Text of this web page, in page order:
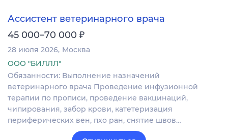
Ассистент ветеринарного врача
45 000–70 000 ₽
28 июля 2026 Москва
ООО "БИЛЛЛ"
Обязанности: Выполнение назначений
ветеринарного врача Проведение инфузионной
терапии по прописи, проведение вакцинаций,
чипирования, забор крови, катетеризация
периферических вен, пхо ран, снятие швов…